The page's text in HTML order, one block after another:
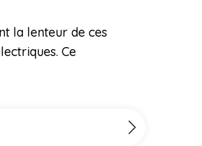
la lenteur de ces
Ce